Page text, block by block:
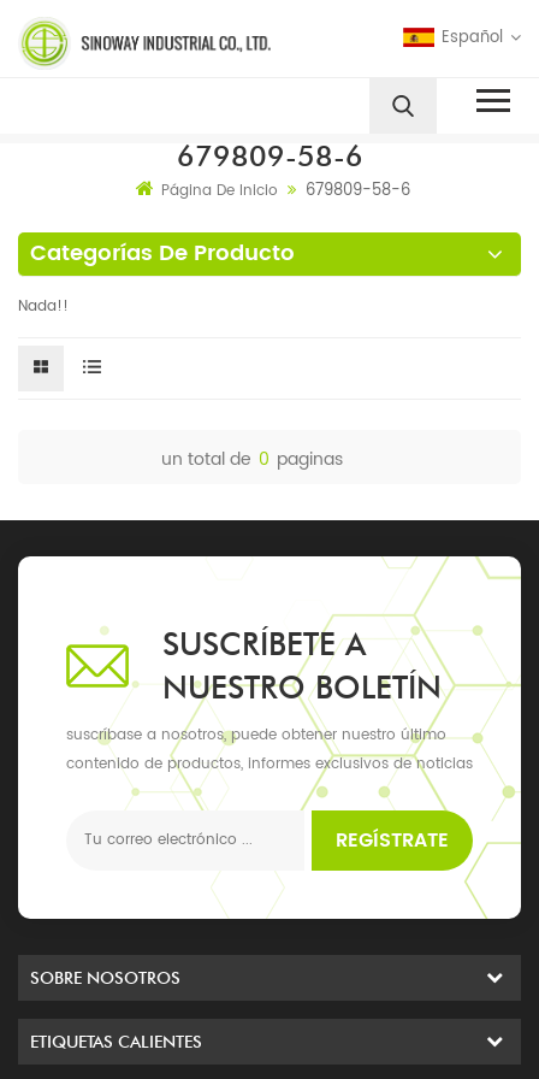
Español
679809-58-6
Página De Inicio 679809-58-6
Categorías De Producto
Nada!!
un total de 0 paginas
SUSCRÍBETE A
NUESTRO BOLETÍN
suscríbase a nosotros, puede obtener nuestro último
contenido de productos, informes exclusivos de noticias
y actualizaciones, los últimos eventos locales
REGÍSTRATE
SOBRE NOSOTROS
ETIQUETAS CALIENTES